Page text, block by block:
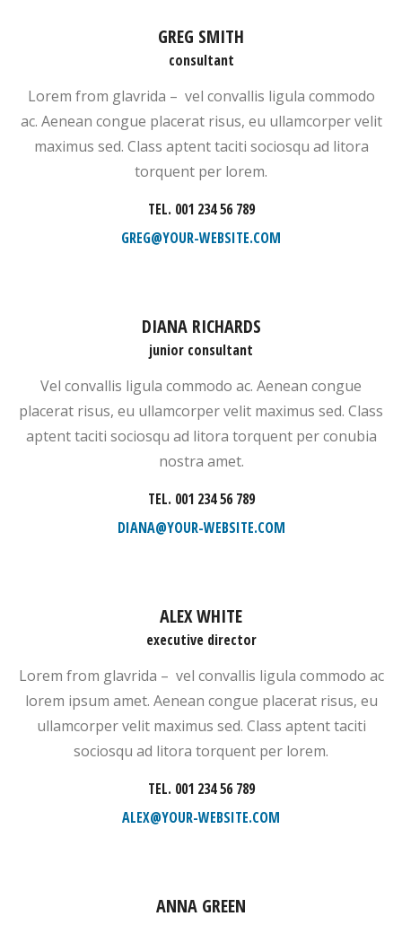
GREG SMITH
consultant
Lorem from glavrida – vel convallis ligula commodo
ac. Aenean congue placerat risus, eu ullamcorper velit
maximus sed. Class aptent taciti sociosqu ad litora
torquent per lorem.
TEL. 001 234 56 789
GREG@YOUR-WEBSITE.COM
DIANA RICHARDS
junior consultant
Vel convallis ligula commodo ac. Aenean congue
placerat risus, eu ullamcorper velit maximus sed. Class
aptent taciti sociosqu ad litora torquent per conubia
nostra amet.
TEL. 001 234 56 789
DIANA@YOUR-WEBSITE.COM
ALEX WHITE
executive director
Lorem from glavrida – vel convallis ligula commodo ac
lorem ipsum amet. Aenean congue placerat risus, eu
ullamcorper velit maximus sed. Class aptent taciti
sociosqu ad litora torquent per lorem.
TEL. 001 234 56 789
ALEX@YOUR-WEBSITE.COM
ANNA GREEN